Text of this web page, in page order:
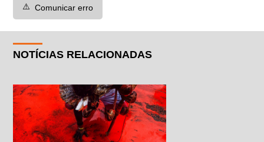
⚠️ Comunicar erro
NOTÍCIAS RELACIONADAS